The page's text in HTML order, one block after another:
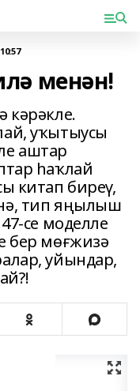
менән!
кәрәкле.
уҡы­тыу­сы
аштар
һаҡлай
китап биреү,
тип яңылыш
се моделле
бер мөғжизә
уйындар,